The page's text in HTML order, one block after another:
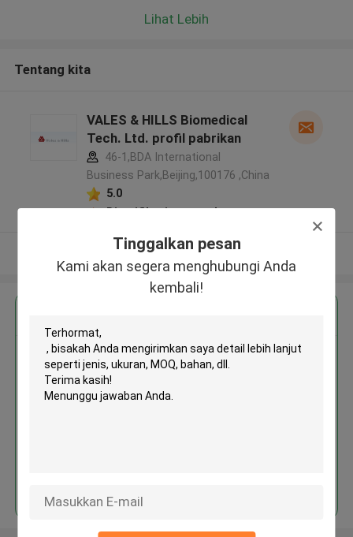
Tinggalkan pesan
Kami akan segera menghubungi Anda
kembali!
Lihat Lebih
Tentang kita
VALES & HILLS Biomedical
Tech. Ltd. profil pabrikan
46-1,BDA International
Business Park,Beijing,100176 ,China
5.0
Diverifikasi pemasok
Lihat Lebih
MOQ： 1 Unit